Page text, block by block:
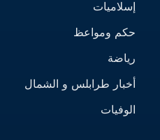
إسلاميات
حكم ومواعظ
رياضة
أخبار طرابلس و الشمال
الوفيات